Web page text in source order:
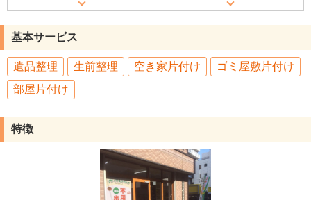
基本サービス
遺品整理 生前整理 空き家片付け
ゴミ屋敷片付け
部屋片付け
特徴